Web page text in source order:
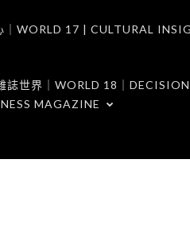
WORLD 17 | CULTURAL
誌世界｜WORLD 18｜
MAGAZINE